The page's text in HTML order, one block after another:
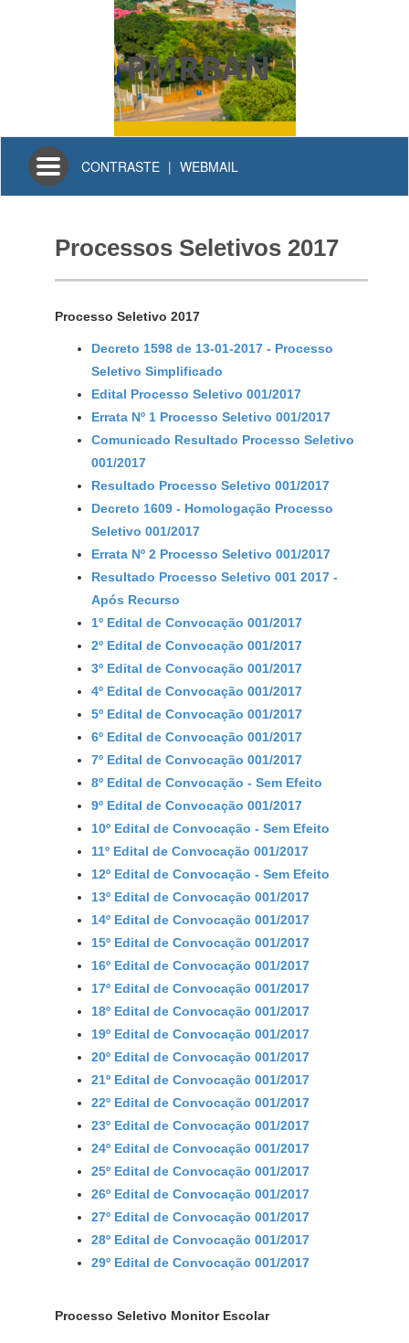
PMRBAN
Toggle
navigation
CONTRASTE | WEBMAIL
Processos Seletivos 2017
Processo Seletivo 2017
Decreto 1598 de 13-01-2017 - Processo
Seletivo Simplificado
Edital Processo Seletivo 001/2017
Errata Nº 1 Processo Seletivo 001/2017
Comunicado Resultado Processo Seletivo
001/2017
Resultado Processo Seletivo 001/2017
Decreto 1609 - Homologação Processo
Seletivo 001/2017
Errata Nº 2 Processo Seletivo 001/2017
Resultado Processo Seletivo 001 2017 -
Após Recurso
1º Edital de Convocação 001/2017
2º Edital de Convocação 001/2017
3º Edital de Convocação 001/2017
4º Edital de Convocação 001/2017
5º Edital de Convocação 001/2017
6º Edital de Convocação 001/2017
7º Edital de Convocação 001/2017
8º Edital de Convocação - Sem Efeito
9º Edital de Convocação 001/2017
10º Edital de Convocação - Sem Efeito
11º Edital de Convocação 001/2017
12º Edital de Convocação - Sem Efeito
13º Edital de Convocação 001/2017
14º Edital de Convocação 001/2017
15º Edital de Convocação 001/2017
16º Edital de Convocação 001/2017
17º Edital de Convocação 001/2017
18º Edital de Convocação 001/2017
19º Edital de Convocação 001/2017
20º Edital de Convocação 001/2017
21º Edital de Convocação 001/2017
22º Edital de Convocação 001/2017
23º Edital de Convocação 001/2017
24º Edital de Convocação 001/2017
25º Edital de Convocação 001/2017
26º Edital de Convocação 001/2017
27º Edital de Convocação 001/2017
28º Edital de Convocação 001/2017
29º Edital de Convocação 001/2017
Processo Seletivo Monitor Escolar